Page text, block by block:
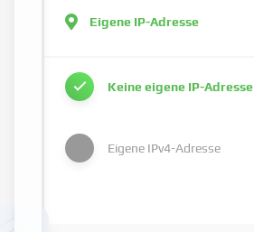
Eigene IP-Adresse
Keine eigene IP-Adresse
Eigene IPv4-Adresse